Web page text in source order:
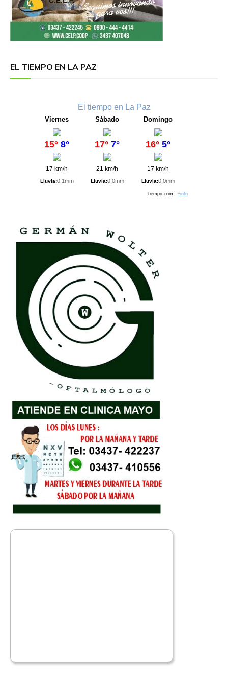
EL TIEMPO EN LA PAZ
El tiempo en La Paz
Viernes
15° 8°
17 km/h
Lluvia:0.1mm
Sábado
17° 7°
21 km/h
Lluvia:0.0mm
Domingo
16° 5°
17 km/h
Lluvia:0.0mm
tiempo.com +info